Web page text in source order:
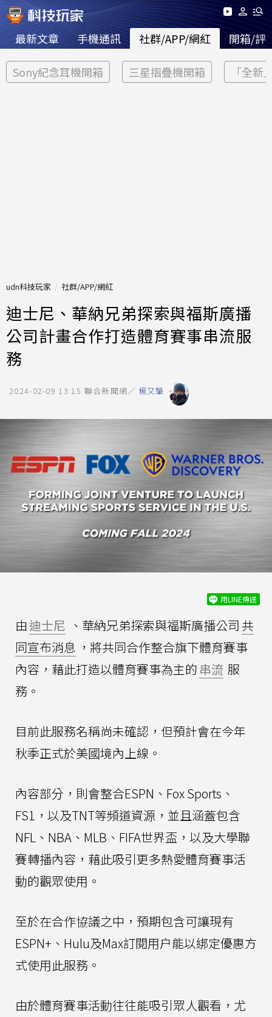
最新文章 手機通訊 社群/APP/網紅 開箱/評
Sony紀念耳機開箱 三星摺疊機開箱 「全新
udn科技玩家 社群/APP/網紅
迪士尼、華納兄弟探索與福斯廣播
公司計畫合作打造體育賽事串流服
務
2024-02-09 13:15 聯合新聞網／ 楊又肇
用LINE傳送
由迪士尼 、華納兄弟探索與福斯廣播公司 共
同宣布消息 ，將共同合作整合旗下體育賽事
內容，藉此打造以體育賽事為主的 串流 服
務。
目前此服務名稱尚未確認，但預計會在今年
秋季正式於美國境內上線。
內容部分，則會整合ESPN、Fox Sports、
FS1，以及TNT等頻道資源，並且涵蓋包含
NFL、NBA、MLB、FIFA世界盃，以及大學聯
賽轉播內容，藉此吸引更多熱愛體育賽事活
動的觀眾使用。
至於在合作協議之中，預期包含可讓現有
ESPN+、Hulu及Max訂閱用户能以綁定優惠方
式使用此服務。
由於體育賽事活動往往能吸引眾人觀看，尤